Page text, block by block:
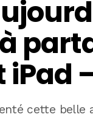
iPad
cette